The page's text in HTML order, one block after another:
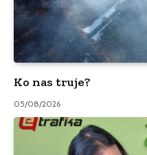
Ko nas truje?
05/08/2026